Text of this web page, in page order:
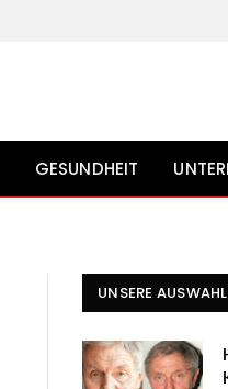
GESUNDHEIT
UNSERE AUSWAHL